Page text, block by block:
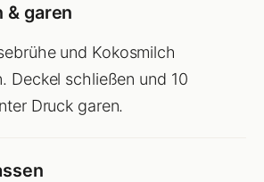
& garen
und Kokosmilch
Deckel schließen und 10
Druck garen.